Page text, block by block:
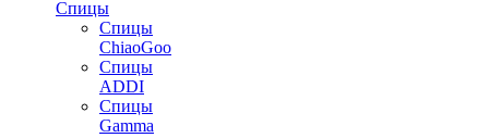
Спицы
Спицы
ChiaoGoo
Спицы
ADDI
Спицы
Gamma